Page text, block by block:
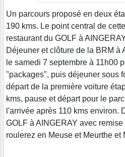
Un parcours proposé en deux
190 kms. Le point central de
restaurant du GOLF à
Déjeuner et clôture de la BRM à
le samedi 7 septembre à 11h00
"packages", puis déjeuner sous
départ de la première voiture
kms, pause et départ pour le
l'arrivée après 110 kms environ.
GOLF à AINGERAY avec
roulerez en Meuse et Meurthe et